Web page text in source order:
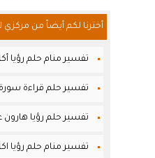
أخترنا لكم أيضاً من مركزي
تفسير منام حلم رؤيا
تفسير حلم قراءة
تفسير حلم رؤيا هارون
تفسير منام حلم رؤيا